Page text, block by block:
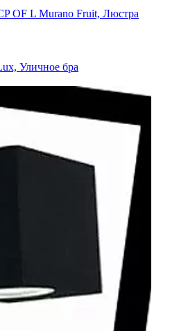
OF L Murano Fruit, Люстра
Уличное бра